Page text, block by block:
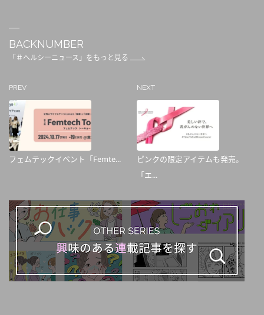
BACKNUMBER
「＃ヘルシーニュース」をもっと見る
PREV
フェムテックイベント「Femte...
NEXT
ピンクの限定アイテムも発売。
「エ...